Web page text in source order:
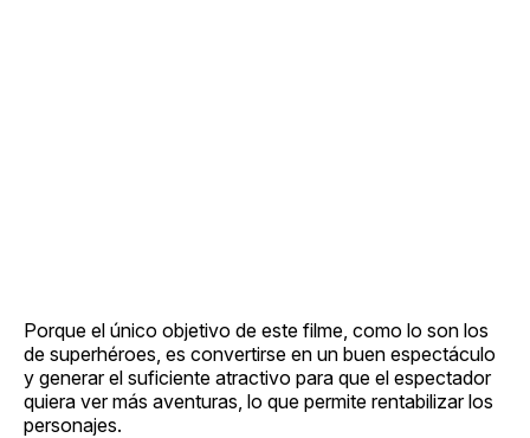
Porque el único objetivo de este filme, como lo son los
de superhéroes, es convertirse en un buen espectáculo
y generar el suficiente atractivo para que el espectador
quiera ver más aventuras, lo que permite rentabilizar los
personajes.